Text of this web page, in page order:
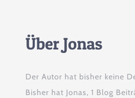
Über Jonas
Der Autor hat bisher keine
Bisher hat Jonas, 1 Blog